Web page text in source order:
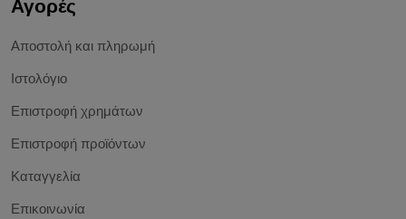
Αγορές
Αποστολή και πληρωμή
Ιστολόγιο
Επιστροφή χρημάτων
Επιστροφή προϊόντων
Καταγγελία
Επικοινωνία